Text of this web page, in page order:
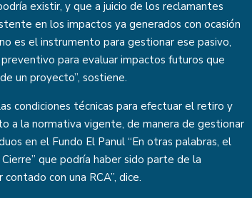
existir, y que a juicio de los reclamantes
en los impactos ya generados con ocasión
es el instrumento para gestionar ese pasivo,
para evaluar impactos futuros que
un proyecto”, sostiene.
condiciones técnicas para efectuar el retiro y
a la normativa vigente, de manera de gestionar
en el Fundo El Panul “En otras palabras, el
que podría haber sido parte de la
con una RCA”, dice.